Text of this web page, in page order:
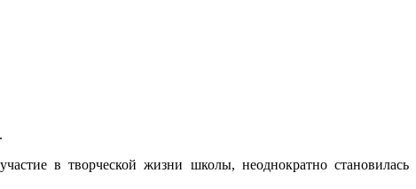
в творческой жизни школы, неоднократно становилась